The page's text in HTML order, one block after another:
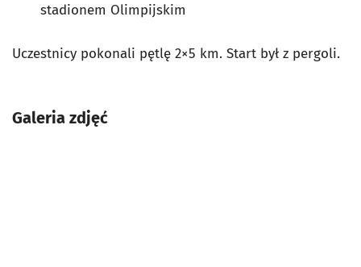
stadionem Olimpijskim
Uczestnicy pokonali pętlę 2×5 km. Start był z pergoli.
Galeria zdjęć